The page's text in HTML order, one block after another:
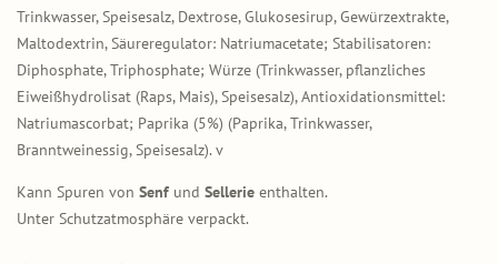
Trinkwasser, Speisesalz, Dextrose, Glukosesirup, Gewürzextrakte,
Maltodextrin, Säureregulator: Natriumacetate; Stabilisatoren:
Diphosphate, Triphosphate; Würze (Trinkwasser, pflanzliches
Eiweißhydrolisat (Raps, Mais), Speisesalz), Antioxidationsmittel:
Natriumascorbat; Paprika (5%) (Paprika, Trinkwasser,
Branntweinessig, Speisesalz). v
Kann Spuren von Senf und Sellerie enthalten.
Unter Schutzatmosphäre verpackt.